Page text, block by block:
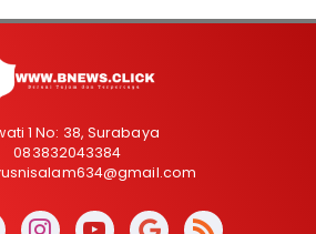
1 No: 38, Surabaya
083832043384